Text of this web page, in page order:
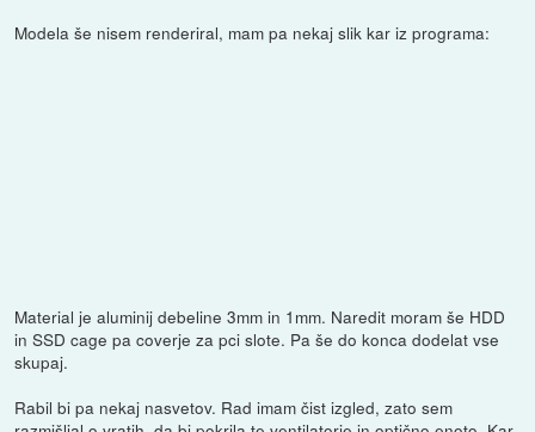
Modela še nisem renderiral, mam pa nekaj slik kar iz programa:
Material je aluminij debeline 3mm in 1mm. Naredit moram še HDD
in SSD cage pa coverje za pci slote. Pa še do konca dodelat vse
skupaj.
Rabil bi pa nekaj nasvetov. Rad imam čist izgled, zato sem